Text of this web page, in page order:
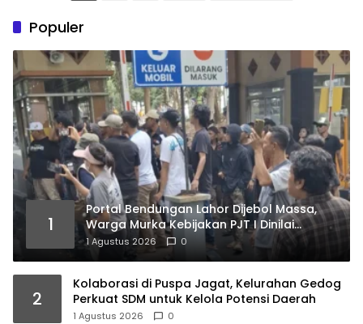
Populer
1
Portal Bendungan Lahor Dijebol Massa,
Warga Murka Kebijakan PJT I Dinilai
Matikan Ekonomi Rakyat
1 Agustus 2026 0
2
Kolaborasi di Puspa Jagat, Kelurahan Gedog
Perkuat SDM untuk Kelola Potensi Daerah
1 Agustus 2026 0